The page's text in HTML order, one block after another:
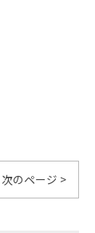
次のページ >